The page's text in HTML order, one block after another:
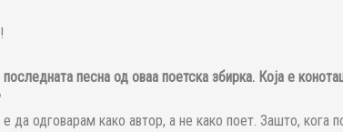
песна од оваа поетска збирка. Која е
да одговарам како автор, а не како поет. Зашто, кога